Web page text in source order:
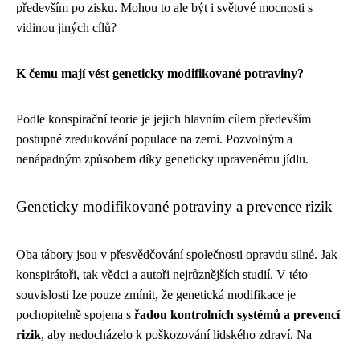
především po zisku. Mohou to ale být i světové mocnosti s
vidinou jiných cílů?
K čemu mají vést geneticky modifikované potraviny?
Podle konspirační teorie je jejich hlavním cílem především
postupné zredukování populace na zemi. Pozvolným a
nenápadným způsobem díky geneticky upravenému jídlu.
Geneticky modifikované potraviny a prevence rizik
Oba tábory jsou v přesvědčování společnosti opravdu silné. Jak
konspirátoři, tak vědci a autoři nejrůznějších studií. V této
souvislosti lze pouze zmínit, že genetická modifikace je
pochopitelně spojena s řadou kontrolních systémů a prevencí
rizik, aby nedocházelo k poškozování lidského zdraví. Na